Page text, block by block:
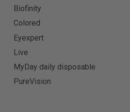
Biofinity
Colored
Eyexpert
Live
MyDay daily disposable
PureVision